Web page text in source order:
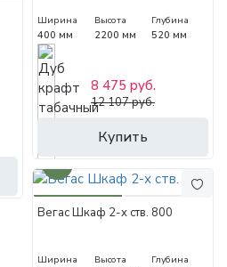
Ширина
400 мм
Высота
2200 мм
Глубина
520 мм
Купить
8 475 руб.
12 107 руб.
Вегас Шкаф 2-х ств. 800
Ширина Высота Глубина